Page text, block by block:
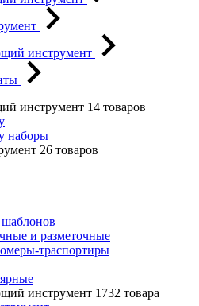
инструмент
инструмент 14 товаров
наборы
26 товаров
и разметочные
траспортиры
инструмент 1732 товара